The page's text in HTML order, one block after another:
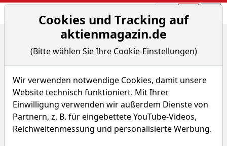
Aktien- und
Analystenempfehlungen
Analystenempfehlungen
Cookies und Tracking auf
aktienmagazin.de
(Bitte wählen Sie Ihre Cookie-Einstellungen)
Wir verwenden notwendige Cookies, damit unsere
Website technisch funktioniert. Mit Ihrer
Einwilligung verwenden wir außerdem Dienste von
Partnern, z. B. für eingebettete YouTube-Videos,
Reichweitenmessung und personalisierte Werbung.